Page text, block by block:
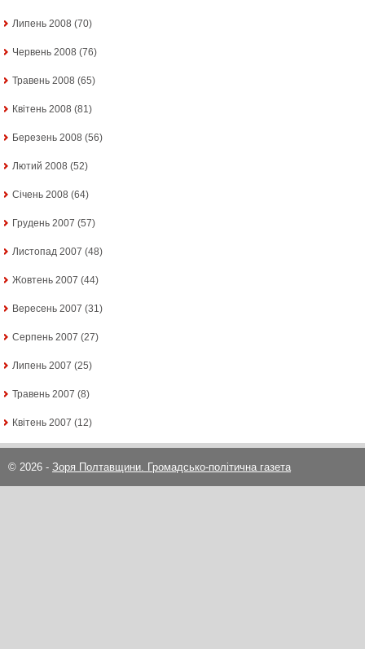
Липень 2008 (70)
Червень 2008 (76)
Травень 2008 (65)
Квітень 2008 (81)
Березень 2008 (56)
Лютий 2008 (52)
Січень 2008 (64)
Грудень 2007 (57)
Листопад 2007 (48)
Жовтень 2007 (44)
Вересень 2007 (31)
Серпень 2007 (27)
Липень 2007 (25)
Травень 2007 (8)
Квітень 2007 (12)
© 2026 - Зоря Полтавщини. Громадсько-політична газета